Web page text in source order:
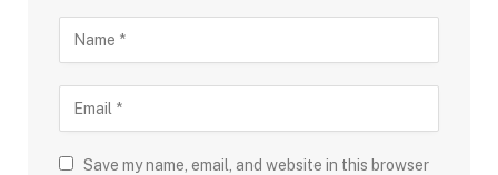
Save my name, email, and website in this browser